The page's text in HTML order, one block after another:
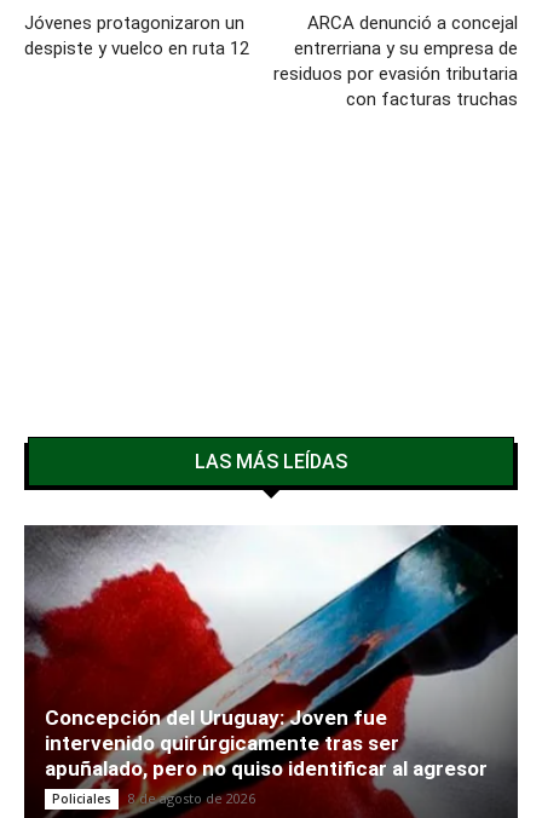
Jóvenes protagonizaron un
despiste y vuelco en ruta 12
ARCA denunció a concejal
entrerriana y su empresa de
residuos por evasión tributaria
con facturas truchas
LAS MÁS LEÍDAS
Concepción del Uruguay: Joven fue
intervenido quirúrgicamente tras ser
apuñalado, pero no quiso identificar al agresor
Policiales 8 de agosto de 2026